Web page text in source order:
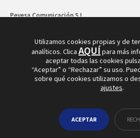
Pevesa Comunicación S.L.
Utilizamos cookies propias y de
analíticos. Clica AQUÍpara más
aceptar todas las cookies
“Aceptar” o “Rechazar” su uso.
sobre qué cookies utilizamos o
ajustes.
ACEPTAR